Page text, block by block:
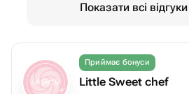
Показати всі
Приймає бонуси
Little Sweet chef